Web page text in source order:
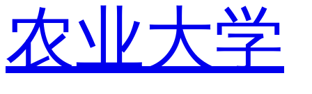
农业大学